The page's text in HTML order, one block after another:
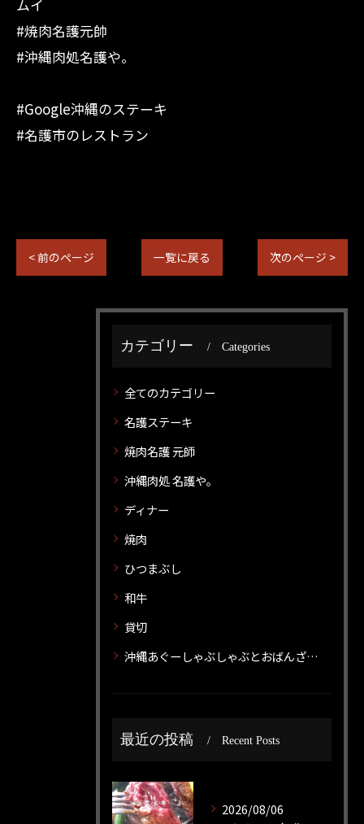
ムイ
#焼肉名護元帥
#沖縄肉処名護や。
#Google沖縄のステーキ
#名護市のレストラン
< 前のページ 一覧に戻る 次のページ >
カテゴリー Categories
全てのカテゴリー
名護ステーキ
焼肉名護 元師
沖縄肉処 名護や。
ディナー
焼肉
ひつまぶし
和牛
貸切
沖縄あぐーしゃぶしゃぶとおばんざいのお店 神威 カムイ
最近の投稿 Recent Posts
2026/08/06